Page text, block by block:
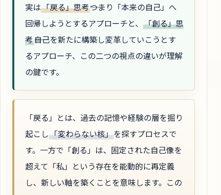
実は「戻る」思考――つまり「本来の自己」へ
回帰しようとするアプローチと、 「創る」思
考――自己を新たに構築し変革していこうとす
るアプローチ、この二つの視点の違いが理解
の鍵です。
「戻る」とは、過去の記憶や経験の層を掘り
起こし「変わらない核」を探すプロセスで
す。一方で「創る」は、固定された自己像を
超えて「私」という存在を能動的に再定義
し、新しい軸を築くことを意味します。この